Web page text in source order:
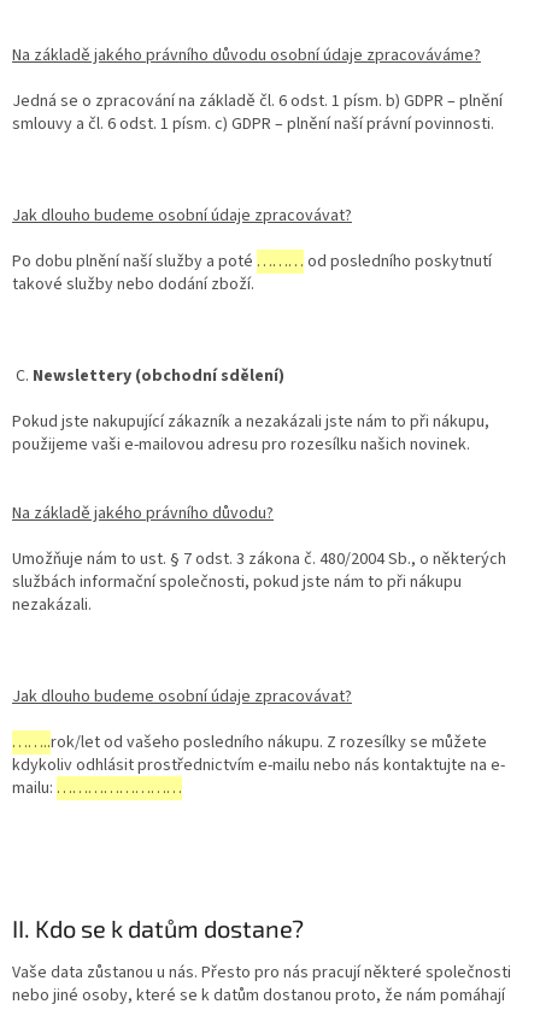
Na základě jakého právního důvodu osobní údaje zpracováváme?
Jedná se o zpracování na základě čl. 6 odst. 1 písm. b) GDPR – plnění
smlouvy a čl. 6 odst. 1 písm. c) GDPR – plnění naší právní povinnosti.
Jak dlouho budeme osobní údaje zpracovávat?
Po dobu plnění naší služby a poté ……… od posledního poskytnutí
takové služby nebo dodání zboží.
C. Newslettery (obchodní sdělení)
Pokud jste nakupující zákazník a nezakázali jste nám to při nákupu,
použijeme vaši e-mailovou adresu pro rozesílku našich novinek.
Na základě jakého právního důvodu?
Umožňuje nám to ust. § 7 odst. 3 zákona č. 480/2004 Sb., o některých
službách informační společnosti, pokud jste nám to při nákupu
nezakázali.
Jak dlouho budeme osobní údaje zpracovávat?
……..rok/let od vašeho posledního nákupu. Z rozesílky se můžete
kdykoliv odhlásit prostřednictvím e-mailu nebo nás kontaktujte na e-
mailu: ……………………
II. Kdo se k datům dostane?
Vaše data zůstanou u nás. Přesto pro nás pracují některé společnosti
nebo jiné osoby, které se k datům dostanou proto, že nám pomáhají